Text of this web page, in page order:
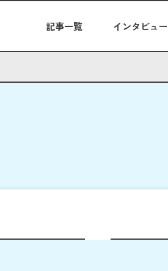
記事一覧 インタビュー